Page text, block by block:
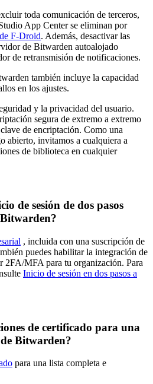
toda comunicación de terceros,
App Center se eliminan por
F-Droid. Además, desactivar las
de Bitwarden autoalojado
de retransmisión de notificaciones.
también incluye la capacidad
en los ajustes.
y la privacidad del usuario.
segura de extremo a extremo
de encriptación. Como una
abierto, invitamos a cualquiera a
de biblioteca en cualquier
de sesión de dos pasos
, incluida con una suscripción de
puedes habilitar la integración de
2FA/MFA para tu organización. Para
Inicio de sesión en dos pasos a
de certificado para una
Bitwarden?
para una lista completa e